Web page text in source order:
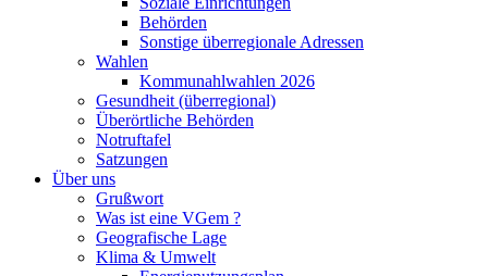
Behörden
Sonstige überregionale Adressen
Wahlen
Kommunahlwahlen 2026
Gesundheit (überregional)
Überörtliche Behörden
Notruftafel
Satzungen
Über uns
Grußwort
Was ist eine VGem ?
Geografische Lage
Klima & Umwelt